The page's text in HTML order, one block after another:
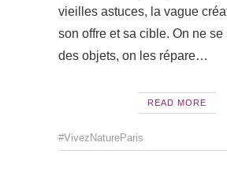
vieilles astuces, la vague
son offre et sa cible. On ne
des objets, on les répare…
READ MORE
#VivezNatureParis